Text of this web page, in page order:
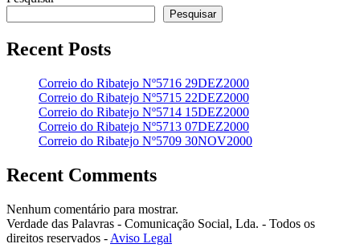
Pesquisar
Recent Posts
Correio do Ribatejo Nº5716 29DEZ2000
Correio do Ribatejo Nº5715 22DEZ2000
Correio do Ribatejo Nº5714 15DEZ2000
Correio do Ribatejo Nº5713 07DEZ2000
Correio do Ribatejo Nº5709 30NOV2000
Recent Comments
Nenhum comentário para mostrar.
Verdade das Palavras - Comunicação Social, Lda. - Todos os
direitos reservados - Aviso Legal